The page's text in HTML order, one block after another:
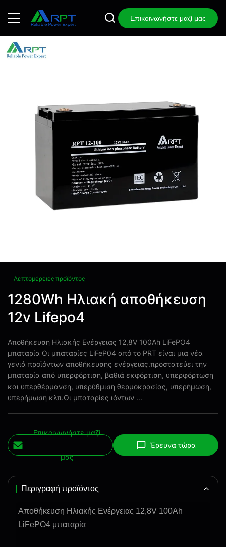
Επικοινωνήστε μαζί μας
Λεπτομέρειες προϊόντος
1280Wh Ηλιακή αποθήκευση
12v Lifepo4
Αποθήκευση Ηλιακής Ενέργειας 12,8V 100Ah LiFePO4
μπαταρία Οι μπαταρίες LiFeP04 από το PRT είναι μια νέα
γενιά προϊόντων αποθήκευσης ενέργειας.προστατεύει την
μπαταρία από υπερφόρτιση, βαθιά εκφόρτιση, υπερφόρτωση
και υπερθέρμανση, υπερύθμιση θερμοκρασίας, υπερήμωση,
υπερήμωση κλπ.Οι μπαταρίες ιόντων ...
Επικοινωνήστε μαζί
μας
Έρευνα τώρα
Περιγραφή προϊόντος
Αποθήκευση Ηλιακής Ενέργειας 12,8V 100Ah
LiFePO4 μπαταρία